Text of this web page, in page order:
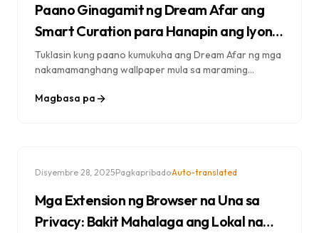
Paano Ginagamit ng Dream Afar ang
Smart Curation para Hanapin ang Iyong
Perpektong Wallpaper
Tuklasin kung paano kumukuha ang Dream Afar ng mga
nakamamanghang wallpaper mula sa maraming
karanasan sa bagong tab. Alamin ang tungkol sa aming
Magbasa pa
Disyembre 28, 2025·Pagkapribado·Auto-translated
Mga Extension ng Browser na Una sa
Privacy: Bakit Mahalaga ang Lokal na